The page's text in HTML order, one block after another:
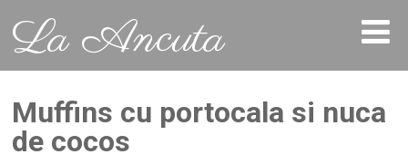
La Ancuta
Muffins cu portocala si nuca
de cocos